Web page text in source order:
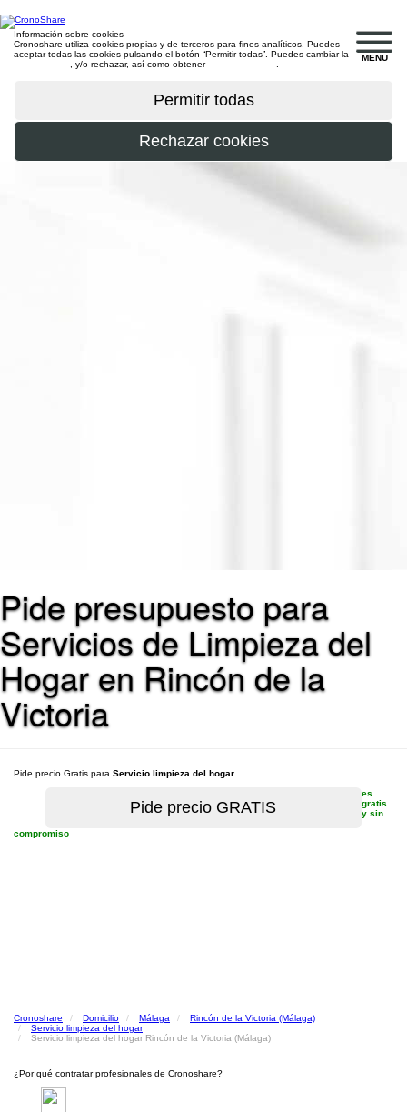
MENU
Información sobre cookies
Cronoshare utiliza cookies propias y de terceros para fines analíticos. Puedes
aceptar todas las cookies pulsando el botón “Permitir todas”. Puedes cambiar la
, y/o rechazar, así como obtener
Pide presupuesto para
Servicios de Limpieza del
Hogar en Rincón de la
Victoria
Pide precio Gratis para Servicio limpieza del hogar
es
gratis
y sin
compromiso
Cronoshare Domicilio Málaga
Rincón de la Victoria (Málaga)
Servicio limpieza del hogar
Servicio limpieza del hogar Rincón de la Victoria (Málaga)
¿Por qué contratar profesionales de Cronoshare?